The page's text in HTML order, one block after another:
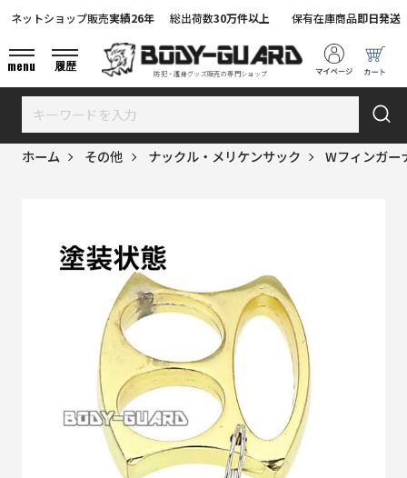
防犯・護身グッズ販売の専門ショップ
ネットショップ販売実績26年 総出荷数30万件以上 保有在庫商品即日発送
menu 履歴
ホーム その他 ナックル・メリケンサック Wフィンガー